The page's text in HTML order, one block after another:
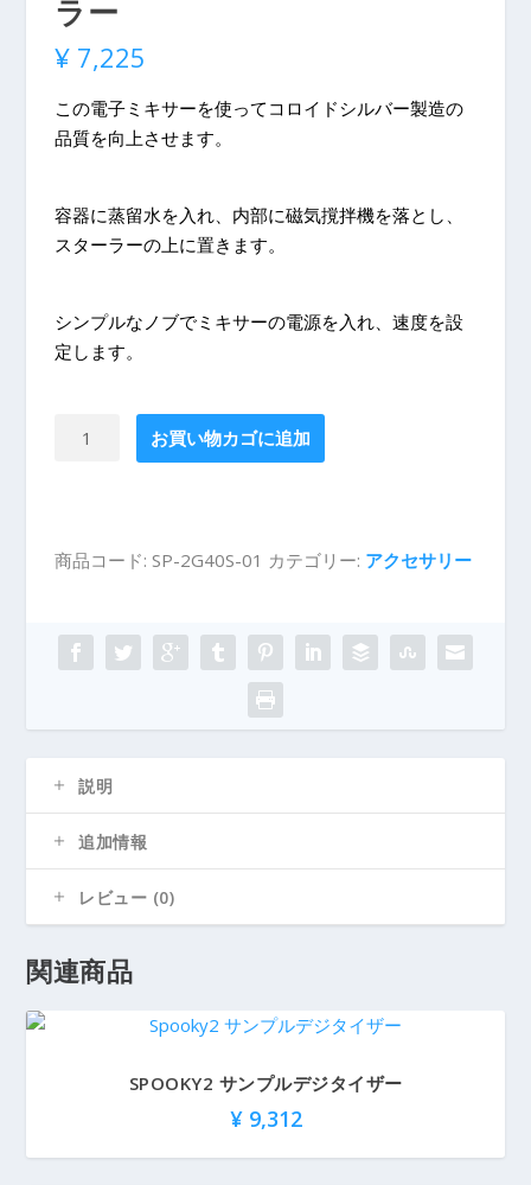
ラー
¥ 7,225
この電子ミキサーを使ってコロイドシルバー製造の
品質を向上させます。
容器に蒸留水を入れ、内部に磁気撹拌機を落とし、
スターラーの上に置きます。
シンプルなノブでミキサーの電源を入れ、速度を設
定します。
ッ
ス
タ
お買い物カゴに追加
商品コード: SP-2G40S-01 カテゴリー: アクセサリー
説明
追加情報
レビュー (0)
関連商品
SPOOKY2 サンプルデジタイザー
¥9,312